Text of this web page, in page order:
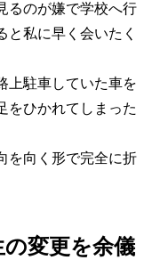
るのが嫌で学校へ行
と私に早く会いたく
上駐車していた車を
をひかれてしまった
を向く形で完全に折
変更を余儀